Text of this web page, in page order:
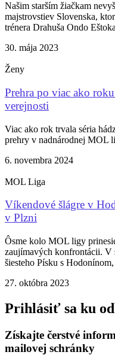
Našim starším žiačkam
majstrovstiev Slovenska,
trénera Drahuša Ondo
30. mája 2023
Ženy
Prehra po viac ako
verejnosti
Viac ako rok trvala séria
prehry v nadnárodnej MOL
6. novembra 2024
MOL Liga
Víkendové šlágre v
v Plzni
Ôsme kolo MOL ligy
zaujímavých konfrontácii. V
šiesteho Písku s
27. októbra 2023
Prihlásiť sa ku
Získajte čerstvé
mailovej schránky